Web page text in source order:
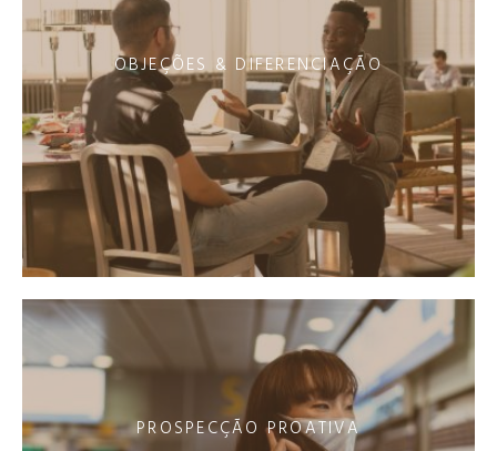
OBJEÇÕES & DIFERENCIAÇÃO
PROSPECÇÃO PROATIVA